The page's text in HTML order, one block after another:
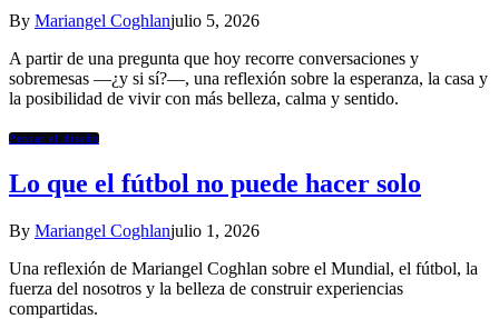
By Mariangel Coghlanjulio 5, 2026
A partir de una pregunta que hoy recorre conversaciones y
sobremesas —¿y si sí?—, una reflexión sobre la esperanza, la casa y
la posibilidad de vivir con más belleza, calma y sentido.
Pensar el diseño
Lo que el fútbol no puede hacer solo
By Mariangel Coghlanjulio 1, 2026
Una reflexión de Mariangel Coghlan sobre el Mundial, el fútbol, la
fuerza del nosotros y la belleza de construir experiencias
compartidas.